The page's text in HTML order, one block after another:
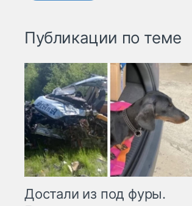
Публикации по теме
Достали из под фуры.